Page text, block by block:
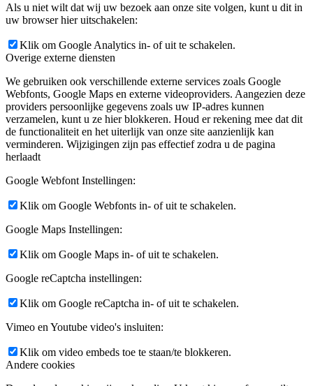
Als u niet wilt dat wij uw bezoek aan onze site volgen, kunt u dit in
uw browser hier uitschakelen:
Klik om Google Analytics in- of uit te schakelen.
Overige externe diensten
We gebruiken ook verschillende externe services zoals Google
Webfonts, Google Maps en externe videoproviders. Aangezien deze
providers persoonlijke gegevens zoals uw IP-adres kunnen
verzamelen, kunt u ze hier blokkeren. Houd er rekening mee dat dit
de functionaliteit en het uiterlijk van onze site aanzienlijk kan
verminderen. Wijzigingen zijn pas effectief zodra u de pagina
herlaadt
Google Webfont Instellingen:
Klik om Google Webfonts in- of uit te schakelen.
Google Maps Instellingen:
Klik om Google Maps in- of uit te schakelen.
Google reCaptcha instellingen:
Klik om Google reCaptcha in- of uit te schakelen.
Vimeo en Youtube video's insluiten:
Klik om video embeds toe te staan/te blokkeren.
Andere cookies